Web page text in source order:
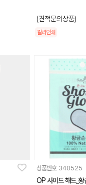
(견적문의상품)
칼라인쇄
상품번호 340525
OP 사이드 해드_황